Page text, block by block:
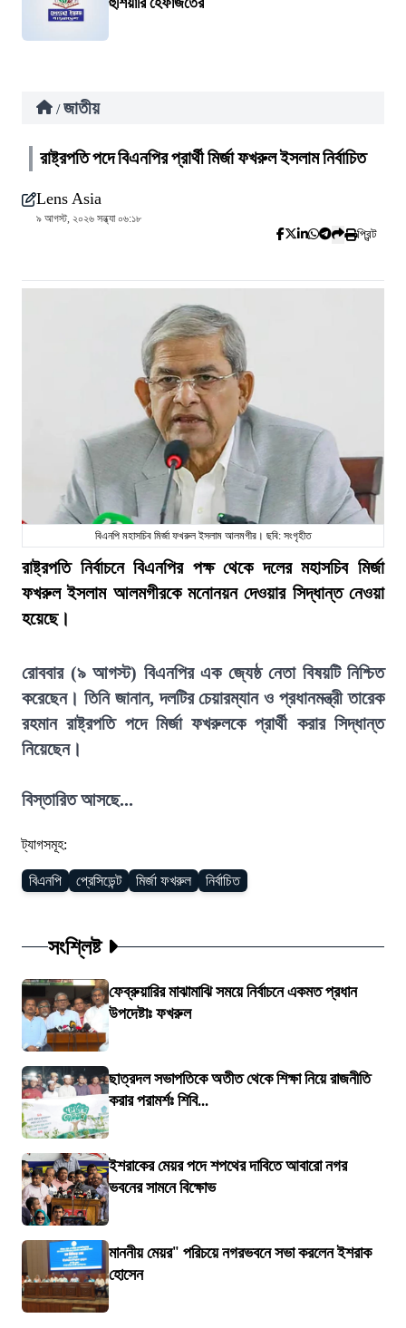
/ জাতীয়
রাষ্ট্রপতি পদে বিএনপির প্রার্থী মির্জা ফখরুল ইসলাম নির্বাচিত
Lens Asia
৯ আগস্ট, ২০২৬ সন্ধ্যা ০৬:১৮
প্রিন্ট
বিএনপি মহাসচিব মির্জা ফখরুল ইসলাম আলমগীর। ছবি: সংগৃহীত
রাষ্ট্রপতি নির্বাচনে বিএনপির পক্ষ থেকে দলের মহাসচিব মির্জা
ফখরুল ইসলাম আলমগীরকে মনোনয়ন দেওয়ার সিদ্ধান্ত নেওয়া
হয়েছে।
রোববার (৯ আগস্ট) বিএনপির এক জ্যেষ্ঠ নেতা বিষয়টি নিশ্চিত
করেছেন। তিনি জানান, দলটির চেয়ারম্যান ও প্রধানমন্ত্রী তারেক
রহমান রাষ্ট্রপতি পদে মির্জা ফখরুলকে প্রার্থী করার সিদ্ধান্ত
নিয়েছেন।
বিস্তারিত আসছে...
ট্যাগসমূহ:
বিএনপি প্রেসিডেন্ট মির্জা ফখরুল নির্বাচিত
সংশ্লিষ্ট
ফেব্রুয়ারির মাঝামাঝি সময়ে নির্বাচনে একমত প্রধান
উপদেষ্টাঃ ফখরুল
ছাত্রদল সভাপতিকে অতীত থেকে শিক্ষা নিয়ে রাজনীতি
করার পরামর্শঃ শিবি...
ইশরাকের মেয়র পদে শপথের দাবিতে আবারো নগর
ভবনের সামনে বিক্ষোভ
মাননীয় মেয়র" পরিচয়ে নগরভবনে সভা করলেন ইশরাক
হোসেন